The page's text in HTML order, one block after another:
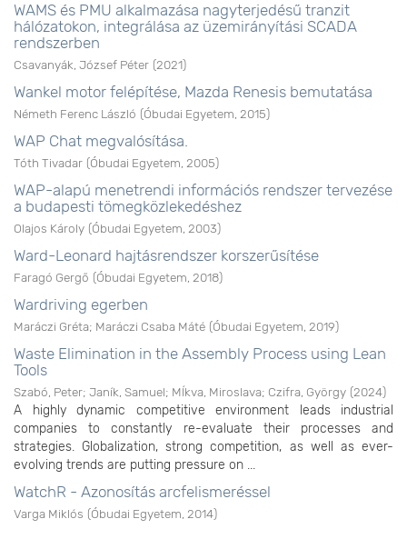
WAMS és PMU alkalmazása nagyterjedésű tranzit
hálózatokon, integrálása az üzemirányítási SCADA
rendszerben
Csavanyák, József Péter (2021)
Wankel motor felépítése, Mazda Renesis bemutatása
Németh Ferenc László (Óbudai Egyetem 2015)
WAP Chat megvalósítása.
Tóth Tivadar (Óbudai Egyetem 2005)
WAP-alapú menetrendi információs rendszer tervezése
a budapesti tömegközlekedéshez
Olajos Károly (Óbudai Egyetem 2003)
Ward-Leonard hajtásrendszer korszerűsítése
Faragó Gergő (Óbudai Egyetem 2018)
Wardriving egerben
Maráczi Gréta; Maráczi Csaba Máté (Óbudai Egyetem 2019)
Waste Elimination in the Assembly Process using Lean
Tools
Szabó, Peter; Janík, Samuel; Mĺkva, Miroslava; Czifra, György (2024)
A highly dynamic competitive environment leads industrial
companies to constantly re-evaluate their processes and
strategies. Globalization, strong competition, as well as ever-
evolving trends are putting pressure on ...
WatchR - Azonosítás arcfelismeréssel
Varga Miklós (Óbudai Egyetem 2014)